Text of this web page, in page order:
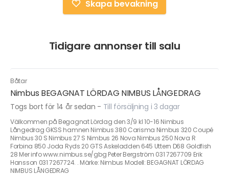
Skapa bevakning
Tidigare annonser till salu
Båtar
Nimbus BEGAGNAT LÖRDAG NIMBUS LÅNGEDRAG
Togs bort för 14 år sedan - Till försäljning i 3 dagar
Välkommen på Begagnat Lördag den 3/9 kl 10-16 Nimbus
Långedrag GKSS hamnen Nimbus 380 Carisma Nimbus 320 Coupé
Nimbus 30 S Nimbus 27 S Nimbus 26 Nova Nimbus 250 Nova R
Forbina 850 Joda Ryds 20 GTS Askeladden 645 Uttern D68 Goldfish
28 Mer info www.nimbus.se/gbg Peter Bergström 031 7267709 Erik
Hansson 031 7267724. . Märke: Nimbus Modell: BEGAGNAT LÖRDAG
NIMBUS LÅNGEDRAG